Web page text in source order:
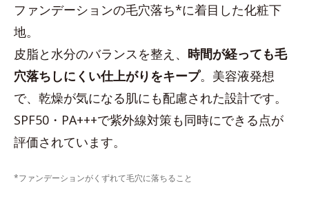
ファンデーションの毛穴落ち*に着目した化粧下
地。
皮脂と水分のバランスを整え、 時間が経っても毛
穴落ちしにくい仕上がりをキープ。美容液発想
で、乾燥が気になる肌にも配慮された設計です。
SPF50・PA+++で紫外線対策も同時にできる点が
評価されています。
*ファンデーションがくずれて毛穴に落ちること